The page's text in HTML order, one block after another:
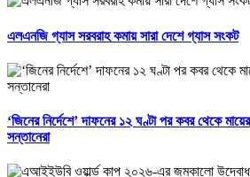
এলএনজি গ্যাস সরবরাহ কমায় সারা দেশে গ্যাস সংকট
‘জিনের নির্দেশে’ দাফনের ১২ ঘণ্টা পর কবর থেকে
সন্তানেরা